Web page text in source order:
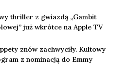
thriller z gwiazdą „Gambit
już wkrótce na Apple TV
znów zachwyciły. Kultowy
z nominacją do Emmy